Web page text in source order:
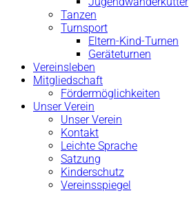
Tanzen
Turnsport
Eltern-Kind-Turnen
Geräteturnen
Vereinsleben
Mitgliedschaft
Fördermöglichkeiten
Unser Verein
Unser Verein
Kontakt
Leichte Sprache
Satzung
Kinderschutz
Vereinsspiegel